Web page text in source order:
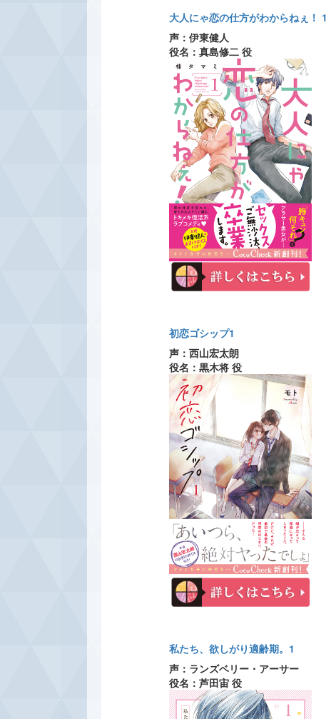
大人にゃ恋の仕方がわからねぇ！ 1
声：伊東健人
役名：真島修二 役
初恋ゴシップ1
声：西山宏太朗
役名：黒木将 役
私たち、欲しがり適齢期。1
声：ランズベリー・アーサー
役名：芦田宙 役